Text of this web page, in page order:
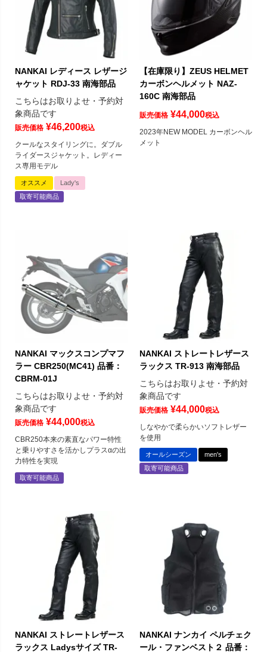
NANKAI レディース レザージ
ャケット RDJ-33 南海部品
こちらはお取りよせ・予約対
象商品です
販売価格 ¥46,200税込
クールなスタイリングに。ダブル
ライダースジャケット。レディー
ス専用モデル
オススメ
Lady's
取寄可能商品
【在庫限り】ZEUS HELMET
カーボンヘルメット NAZ-
160C 南海部品
販売価格 ¥44,000税込
2023年NEW MODEL カーボンヘル
メット
NANKAI マックスコンプマフ
ラー CBR250(MC41) 品番：
CBRM-01J
こちらはお取りよせ・予約対
象商品です
販売価格 ¥44,000税込
CBR250本来の素直なパワー特性
と乗りやすさを活かしプラスαの出
力特性を実現
取寄可能商品
NANKAI ストレートレザース
ラックス TR-913 南海部品
こちらはお取りよせ・予約対
象商品です
販売価格 ¥44,000税込
しなやかで柔らかいソフトレザー
を使用
オールシーズン
men's
取寄可能商品
NANKAI ストレートレザース
ラックス Ladysサイズ TR-
NANKAI ナンカイ ペルチェク
ール・ファンベスト２ 品番：